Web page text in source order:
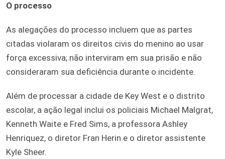
O processo
As alegações do processo incluem que as partes
citadas violaram os direitos civis do menino ao usar
força excessiva; não interviram em sua prisão e não
consideraram sua deficiência durante o incidente.
Além de processar a cidade de Key West e o distrito
escolar, a ação legal inclui os policiais Michael Malgrat,
Kenneth Waite e Fred Sims, a professora Ashley
Henriquez, o diretor Fran Herin e o diretor assistente
Kyle Sheer.